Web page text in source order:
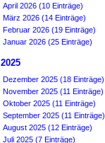
April 2026 (10 Einträge)
März 2026 (14 Einträge)
Februar 2026 (19 Einträge)
Januar 2026 (25 Einträge)
2025
Dezember 2025 (18 Einträge)
November 2025 (11 Einträge)
Oktober 2025 (11 Einträge)
September 2025 (11 Einträge)
August 2025 (12 Einträge)
Juli 2025 (7 Einträge)